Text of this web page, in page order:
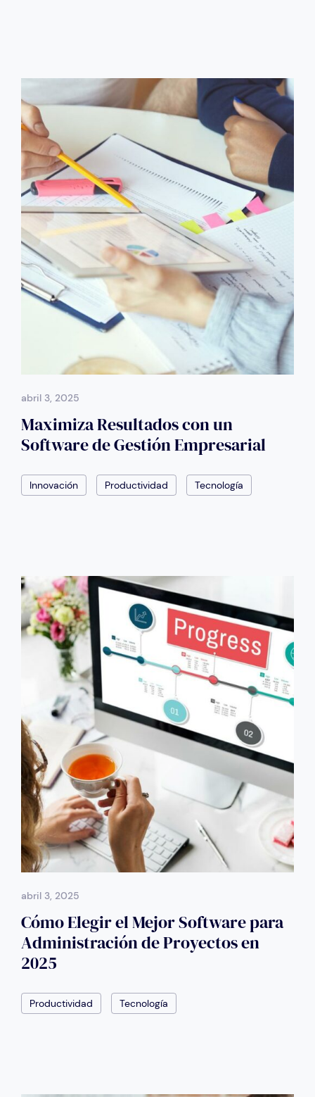
abril 3, 2025
Maximiza Resultados con un
Software de Gestión Empresarial
Innovación Productividad Tecnología
abril 3, 2025
Cómo Elegir el Mejor Software para
Administración de Proyectos en
2025
Productividad Tecnología